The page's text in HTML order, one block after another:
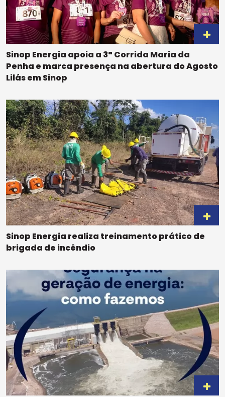
Sinop Energia apoia a 3ª Corrida Maria da
Penha e marca presença na abertura do Agosto
Lilás em Sinop
Sinop Energia realiza treinamento prático de
brigada de incêndio